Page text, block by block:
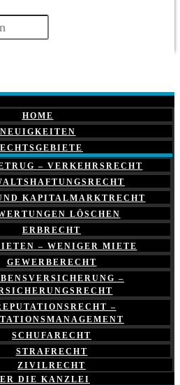
HOME
NEUIGKEITEN
– VERKEHRSRECHT
KAPITALMARKTRECHT
LÖSCHEN
ERBRECHT
– WENIGER MIETE
GEWERBERECHT
–
–
SCHUFARECHT
STRAFRECHT
ZIVILRECHT
DIE KANZLEI